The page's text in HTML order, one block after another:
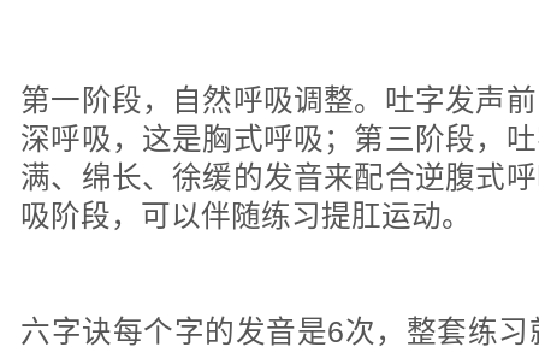
第一阶段，自然呼吸调整。吐字发声
深呼吸，这是胸式呼吸；第三阶段，
满、绵长、徐缓的发音来配合逆腹式
吸阶段，可以伴随练习提肛运动。
六字诀每个字的发音是6次，整套练